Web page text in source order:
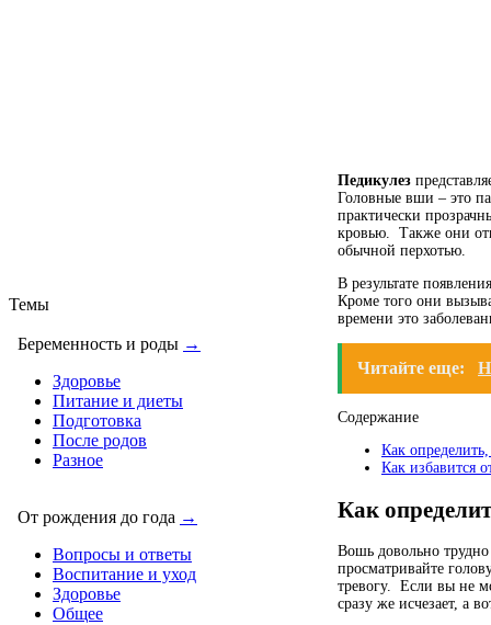
Темы
Беременность и роды →
Здоровье
Питание и диеты
Подготовка
После родов
Разное
От рождения до года →
Вопросы и ответы
Воспитание и уход
Здоровье
Общее
Педикулез
Головные вши – это
практически
кровью. Также они
обычной перхотью.
В результате
Кроме того они
времени это
Читайте еще:
Содержание
Как
Как избавится
Как
Вошь довольно
просматривайте
тревогу. Если вы не
сразу же исчезает, а